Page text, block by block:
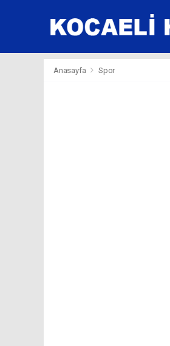
Anasayfa Spor